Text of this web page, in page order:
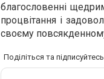
благословенні
процвітання і
своєму
Поділіться та